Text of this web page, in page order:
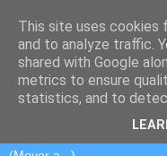
This site uses cookies
and to analyze traffic.
shared with Google
metrics to ensure
statistics, and to